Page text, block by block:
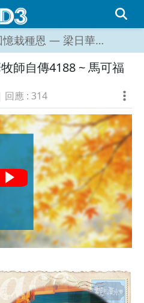
回憶栽種恩 — 梁日華牧師自傳4188 ~ 馬可福音 11 章 23 節
師自傳4188 ~ 馬可福
| 回應 : 314